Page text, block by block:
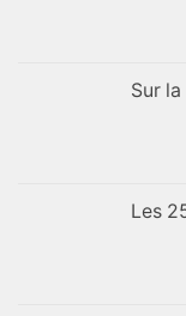
Sur
Les